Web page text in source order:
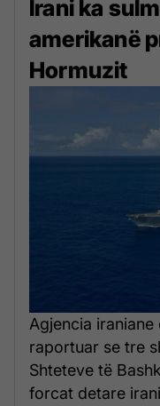
Irani ka
amerikanë
Hormuzit
Agjencia iraniane
raportuar se tre
Shteteve të
forcat detare